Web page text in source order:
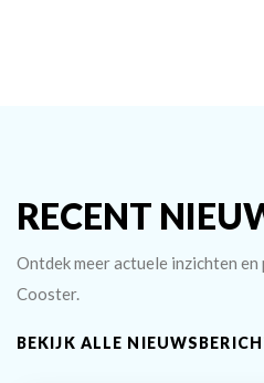
RECENT
Ontdek meer actuele inzichten
Cooster.
BEKIJK ALLE